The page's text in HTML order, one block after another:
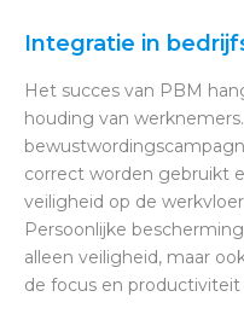
Integratie in
Het succes van PBM
houding van
correct worden gebruikt
veiligheid op de
Persoonlijke
alleen veiligheid, maar
de focus en